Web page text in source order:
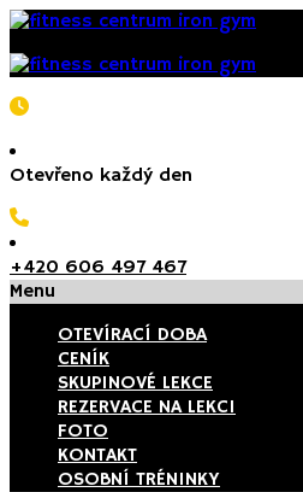
Otevřeno každý den
+420 606 497 467
Menu
OTEVÍRACÍ DOBA
CENÍK
SKUPINOVÉ LEKCE
REZERVACE NA LEKCI
FOTO
KONTAKT
OSOBNÍ TRÉNINKY